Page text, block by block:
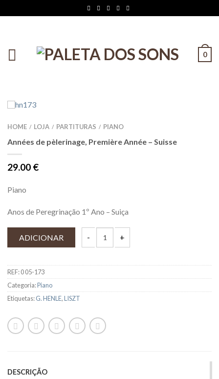
0
HOME / LOJA / PARTITURAS / PIANO
Années de pèlerinage, Première Année – Suisse
29.00 €
Piano
Anos de Peregrinação 1º Ano – Suiça
ADICIONAR
REF:0 05-173
Categoria:Piano
Etiquetas:G. HENLE,LISZT
DESCRIÇÃO